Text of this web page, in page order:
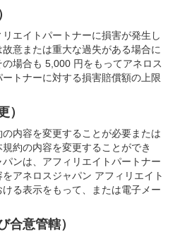
エイトパートナーに損害が発生し
意または重大な過失がある場合に
場合も 5,000 円をもってアネロス
トナーに対する損害賠償額の上限
）
内容を変更することが必要または
約の内容を変更することができ
ンは、アフィリエイトパートナー
アネロスジャパン アフィリエイト
る表示をもって、または電子メー
合意管轄）